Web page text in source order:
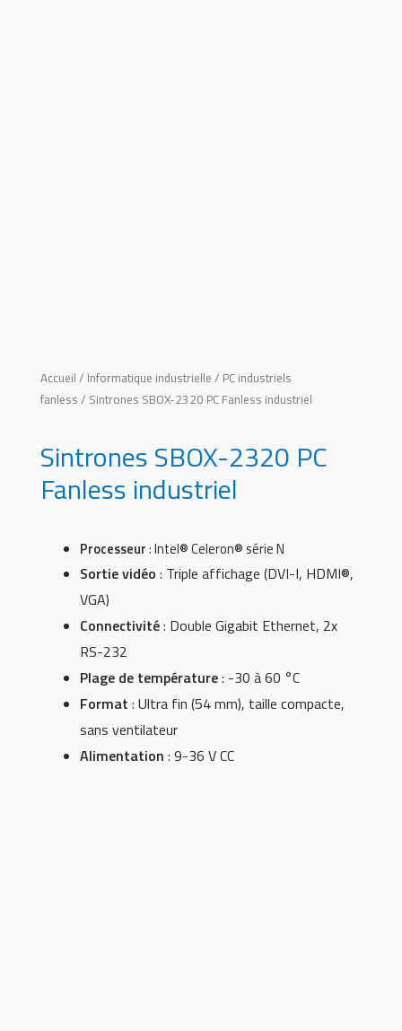
Accueil / Informatique industrielle / PC industriels
fanless / Sintrones SBOX-2320 PC Fanless industriel
Sintrones SBOX-2320 PC
Fanless industriel
Processeur: Intel® Celeron® série N
Sortie vidéo : Triple affichage (DVI-I, HDMI®,
VGA)
Connectivité: Double Gigabit Ethernet, 2x
RS-232
Plage de température: -30 à 60 °C
Format : Ultra fin (54 mm), taille compacte,
sans ventilateur
Alimentation : 9-36 V CC